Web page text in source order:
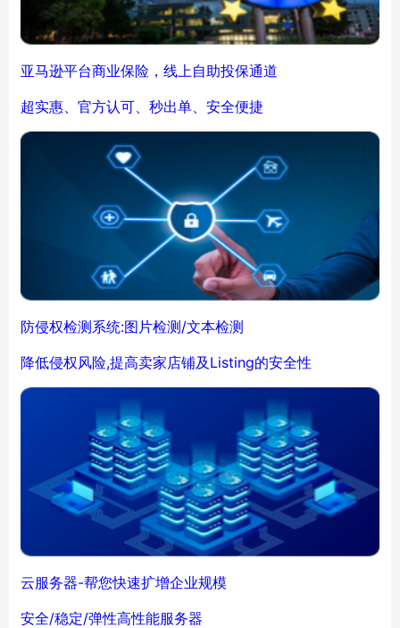
亚马逊平台商业保险，线上自助投保通道
超实惠、官方认可、秒出单、安全便捷
防侵权检测系统:图片检测/文本检测
降低侵权风险,提高卖家店铺及Listing的安全性
云服务器-帮您快速扩增企业规模
安全/稳定/弹性高性能服务器